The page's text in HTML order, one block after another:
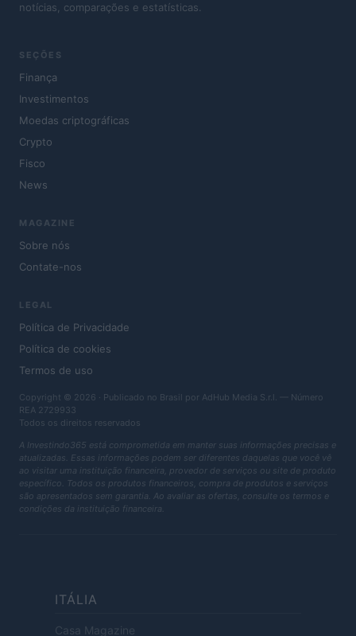
notícias, comparações e estatísticas.
SEÇÕES
Finança
Investimentos
Moedas criptográficas
Crypto
Fisco
News
MAGAZINE
Sobre nós
Contate-nos
LEGAL
Política de Privacidade
Política de cookies
Termos de uso
Copyright © 2026 · Publicado no Brasil por AdHub Media S.r.l. — Número
REA 2729933
Todos os direitos reservados
A Investindo365 está comprometida em manter suas informações precisas e
atualizadas. Essas informações podem ser diferentes daquelas que você vê
ao visitar uma instituição financeira, provedor de serviços ou site de produto
específico. Todos os produtos financeiros, compra de produtos e serviços
são apresentados sem garantia. Ao avaliar as ofertas, consulte os termos e
condições da instituição financeira.
ITÁLIA
Casa Magazine